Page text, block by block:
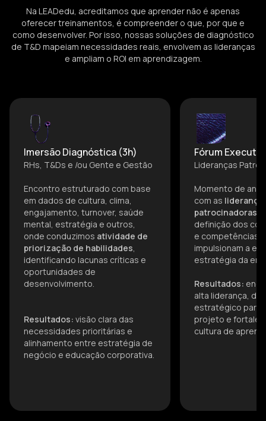
Na LEADedu, acreditamos que aprender não é apenas
oferecer treinamentos, é compreender o que, por que e
como desenvolver. Por isso, nossas soluções de diagnóstico
de T&D mapeiam necessidades reais, envolvem as lideranças
e ampliam o ROI em aprendizagem.
Imersão Diagnóstica (3h)
RHs, T&Ds e /ou Gente e Gestão
Encontro estruturado com base
em dados de cultura, clima,
engajamento, turnover, saúde
mental, estratégia e outros,
onde conduzimos atividade de
priorização de habilidades
identificando lacunas críticas e
oportunidades de
desenvolvimento.
Resultados: visão clara das
necessidades prioritárias e
alinhamento entre estratégia de
negócio e educação corporativa.
Fórum
Lideranças
Momento de
com as
patrocinadoras
definição dos
e competências
impulsionam a
estratégia da
Resultados:
alta liderança,
estratégico para
projeto e
cultura de